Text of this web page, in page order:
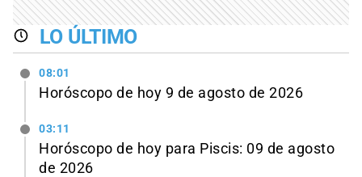
LO ÚLTIMO
08:01
Horóscopo de hoy 9 de agosto de 2026
03:11
Horóscopo de hoy para Piscis: 09 de agosto
de 2026